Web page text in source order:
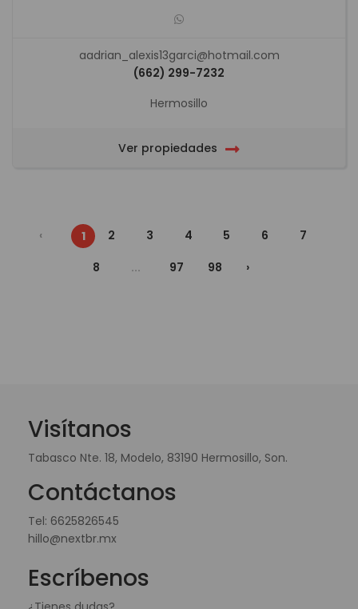
aadrian_alexis13garci@hotmail.com
(662) 299-7232
Hermosillo
Ver propiedades
‹ 1 2 3 4 5 6
7
8
... 97 98 ›
Visítanos
Tabasco Nte. 18, Modelo, 83190 Hermosillo, Son.
Contáctanos
Tel: 6625826545
hillo@nextbr.mx
Escríbenos